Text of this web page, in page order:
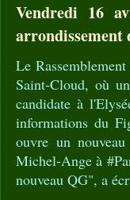
Vendredi 16
arrondissement
Le
Saint-Cloud, où
candidate à
informations du
ouvre un
Michel-Ange à
nouveau QG", a